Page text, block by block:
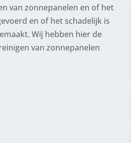
van zonnepanelen en of het
en of het schadelijk is
Wij hebben hier de
van zonnepanelen